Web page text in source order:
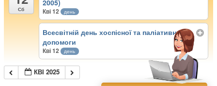
Сб
2005)
Кві 12 день
Всесвітній день хоспісної та паліативної
допомоги
Кві 12 день
КВІ 2025